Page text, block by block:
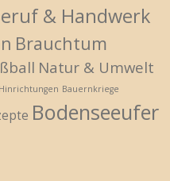
& Handwerk
Brauchtum
Natur & Umwelt
Hinrichtungen Bauernkriege
Bodenseeufer